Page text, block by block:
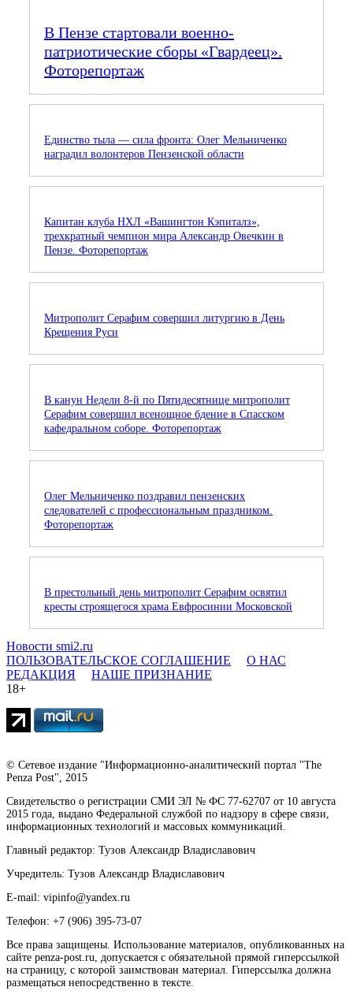
В Пензе стартовали военно-
патриотические сборы «Гвардеец».
Фоторепортаж
Единство тыла — сила фронта: Олег Мельниченко
наградил волонтеров Пензенской области
Капитан клуба НХЛ «Вашингтон Кэпиталз»,
трехкратный чемпион мира Александр Овечкин в
Пензе. Фоторепортаж
Митрополит Серафим совершил литургию в День
Крещения Руси
В канун Недели 8-й по Пятидесятнице митрополит
Серафим совершил всенощное бдение в Спасском
кафедральном соборе. Фоторепортаж
Олег Мельниченко поздравил пензенских
следователей с профессиональным праздником.
Фоторепортаж
В престольный день митрополит Серафим освятил
кресты строящегося храма Евфросинии Московской
Новости smi2.ru
ПОЛЬЗОВАТЕЛЬСКОЕ СОГЛАШЕНИЕ
О НАС
РЕДАКЦИЯ
НАШЕ ПРИЗНАНИЕ
18+
© Сетевое издание "Информационно-аналитический портал "The
Penza Post", 2015
Свидетельство о регистрации СМИ ЭЛ № ФС 77-62707 от 10 августа
2015 года, выдано Федеральной службой по надзору в сфере связи,
информационных технологий и массовых коммуникаций.
Главный редактор: Тузов Александр Владиславович
Учредитель: Тузов Александр Владиславович
E-mail: vipinfo@yandex.ru
Телефон: +7 (906) 395-73-07
Все права защищены. Использование материалов, опубликованных на
сайте penza-post.ru, допускается с обязательной прямой гиперссылкой
на страницу, с которой заимствован материал. Гиперссылка должна
размещаться непосредственно в тексте.